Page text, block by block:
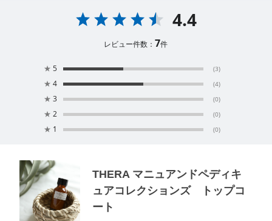
4.4
レビュー件数：7件
★ 5 (3)
★ 4 (4)
★ 3 (0)
★ 2 (0)
★ 1 (0)
THERA マニュアンドペディキ
ュアコレクションズ トップコ
ート